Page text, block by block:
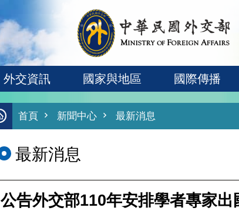
外交資訊 國家與地區 國際傳播
首頁 新聞中心 最新消息
最新消息
公告外交部110年安排學者專家